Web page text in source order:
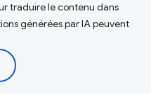
traduire le contenu dans
générées par IA peuvent